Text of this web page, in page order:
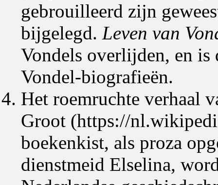
gebrouilleerd zijn
bijgelegd. Leven van
Vondels overlijden, en is
Vondel-biografieën.
Het roemruchte verhaal
Groot
boekenkist, als proza
dienstmeid Elselina,